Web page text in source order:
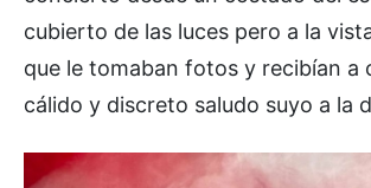
cubierto de las luces pero a la
que le tomaban fotos y recibían a
cálido y discreto saludo suyo a la